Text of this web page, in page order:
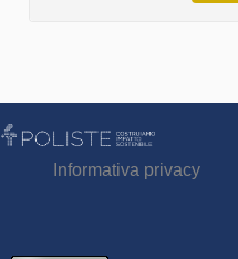
Informativa privacy